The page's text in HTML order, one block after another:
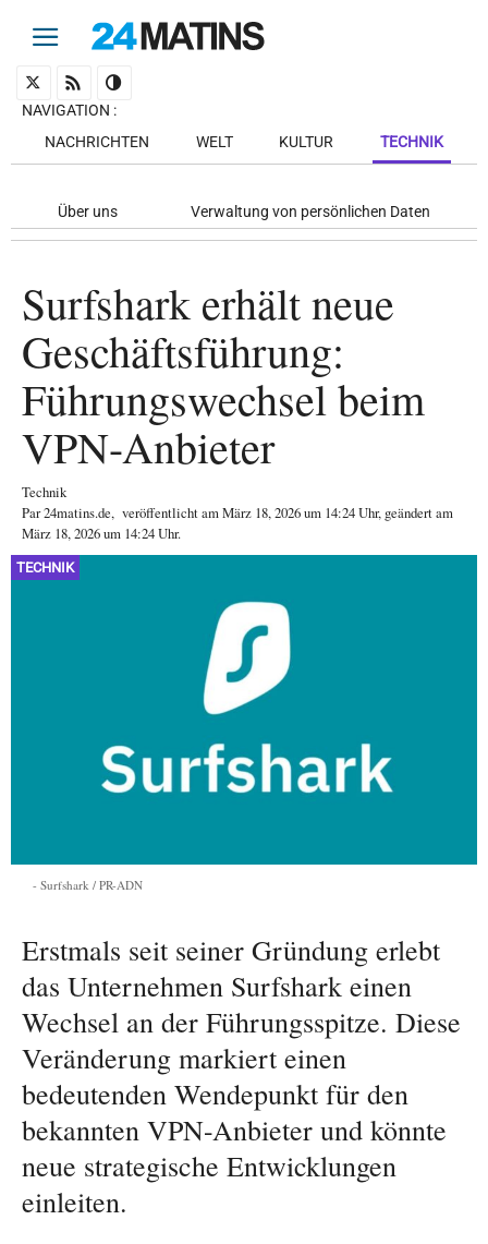
NAVIGATION :
NACHRICHTEN
WELT KULTUR TECHNIK
Über uns Verwaltung von persönlichen Daten
Surfshark erhält neue
Geschäftsführung:
Führungswechsel beim
VPN-Anbieter
Technik
Par24matins.de, veröffentlicht amMärz 18, 2026um 14:24 Uhr, geändert am
März 18, 2026 um 14:24 Uhr.
TECHNIK
Surfshark / PR-ADN
Erstmals seit seiner Gründung erlebt
das Unternehmen Surfshark einen
Wechsel an der Führungsspitze. Diese
Veränderung markiert einen
bedeutenden Wendepunkt für den
bekannten VPN-Anbieter und könnte
neue strategische Entwicklungen
einleiten.